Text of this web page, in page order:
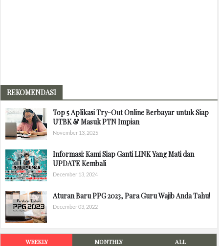
REKOMENDASI
Top 5 Aplikasi Try-Out Online Berbayar untuk Siap
UTBK & Masuk PTN Impian
November 13, 2025
Informasi: Kami Siap Ganti LINK Yang Mati dan
UPDATE Kembali
December 13, 2024
Aturan Baru PPG 2023, Para Guru Wajib Anda Tahu!
December 03, 2022
WEEKLY MONTHLY ALL